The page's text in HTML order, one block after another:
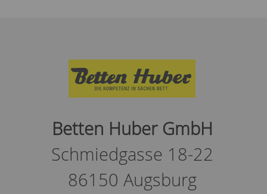
Betten Huber GmbH
Schmiedgasse 18-22
86150 Augsburg